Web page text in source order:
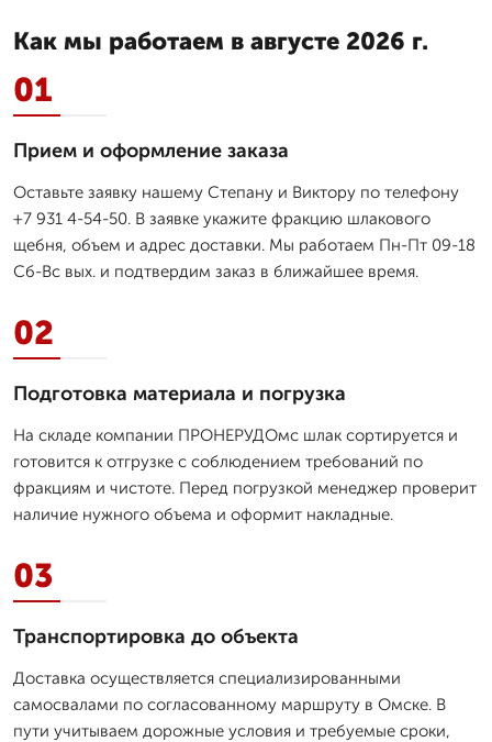
Как мы работаем в августе 2026 г.
01
Прием и оформление заказа
Оставьте заявку нашему Степану и Виктору по телефону
+7 931 4-54-50. В заявке укажите фракцию шлакового
щебня, объем и адрес доставки. Мы работаем Пн-Пт 09-18
Сб-Вс вых. и подтвердим заказ в ближайшее время.
02
Подготовка материала и погрузка
На складе компании ПРОНЕРУДОмс шлак сортируется и
готовится к отгрузке с соблюдением требований по
фракциям и чистоте. Перед погрузкой менеджер проверит
наличие нужного объема и оформит накладные.
03
Транспортировка до объекта
Доставка осуществляется специализированными
самосвалами по согласованному маршруту в Омске. В
пути учитываем дорожные условия и требуемые сроки,